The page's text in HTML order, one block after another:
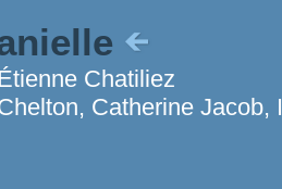
Chatiliez
Catherine Jacob,